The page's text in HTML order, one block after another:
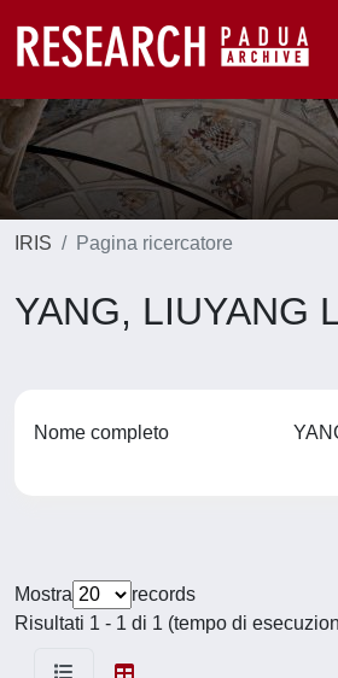
IRIS Pagina ricercatore
YANG, LIUYANG
Nome completo
Mostra
records
Risultati 1 - 1 di 1 (tempo di